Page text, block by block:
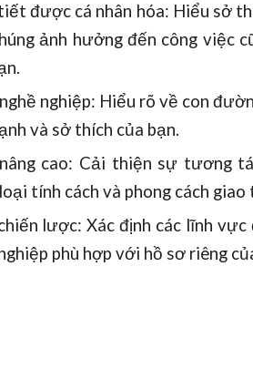
được cá nhân hóa: Hiểu sở
ảnh hưởng đến công việc
nghiệp: Hiểu rõ về con
và sở thích của bạn.
cao: Cải thiện sự tương
tính cách và phong cách giao
lược: Xác định các lĩnh
phù hợp với hồ sơ riêng